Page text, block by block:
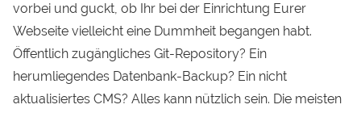
vorbei und guckt, ob Ihr bei der Einrichtung Eurer
Webseite vielleicht eine Dummheit begangen habt.
Öffentlich zugängliches Git-Repository? Ein
herumliegendes Datenbank-Backup? Ein nicht
aktualisiertes CMS? Alles kann nützlich sein. Die meisten